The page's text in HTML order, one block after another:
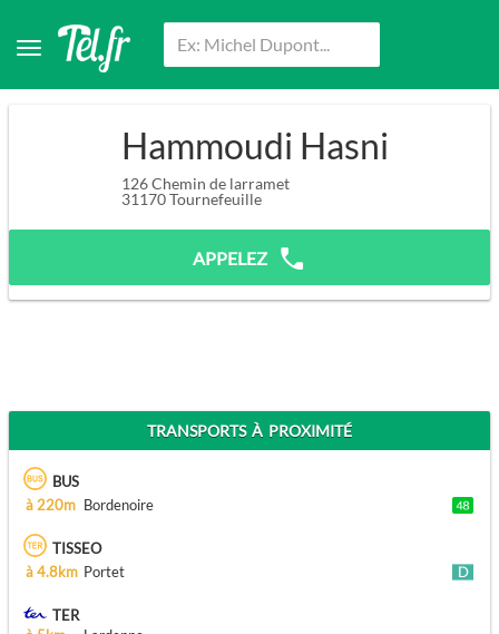
Hammoudi Hasni
126 Chemin de larramet
31170Tournefeuille
APPELEZ
TRANSPORTS À PROXIMITÉ
BUS
à 220m Bordenoire
TISSEO
à 4.8km Portet
TER